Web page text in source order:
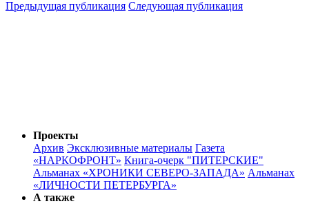
Предыдущая публикация Следующая публикация
Проекты
Архив Эксклюзивные материалы Газета
«НАРКОФРОНТ» Книга-очерк "ПИТЕРСКИЕ"
Альманах «ХРОНИКИ СЕВЕРО-ЗАПАДА» Альманах
«ЛИЧНОСТИ ПЕТЕРБУРГА»
А также